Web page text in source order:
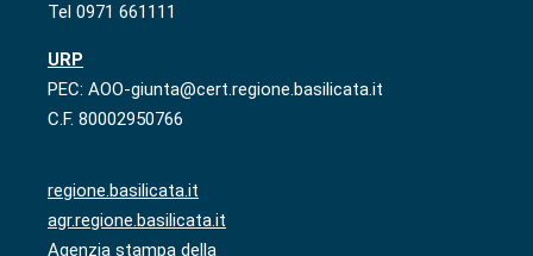
Tel 0971 661111
URP
PEC: AOO-giunta@cert.regione.basilicata.it
C.F. 80002950766
regione.basilicata.it
agr.regione.basilicata.it
Agenzia stampa della